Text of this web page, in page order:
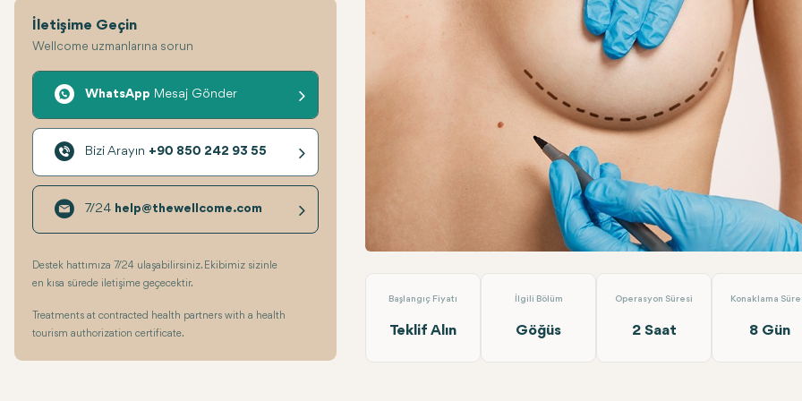
Başlangıç Fiyatı
Teklif Alın
İlgili Bölüm
Göğüs
Operasyon Süresi
2 Saat
Konaklama
8 Gün
İletişime Geçin
Wellcome uzmanlarına sorun
WhatsApp Mesaj Gönder
Bizi Arayın +90 850 242 93 55
7/24 help@thewellcome.com
Destek hattımıza 7/24 ulaşabilirsiniz. Ekibimiz sizinle
en kısa sürede iletişime geçecektir.
Treatments at contracted health partners with a health
tourism authorization certificate.